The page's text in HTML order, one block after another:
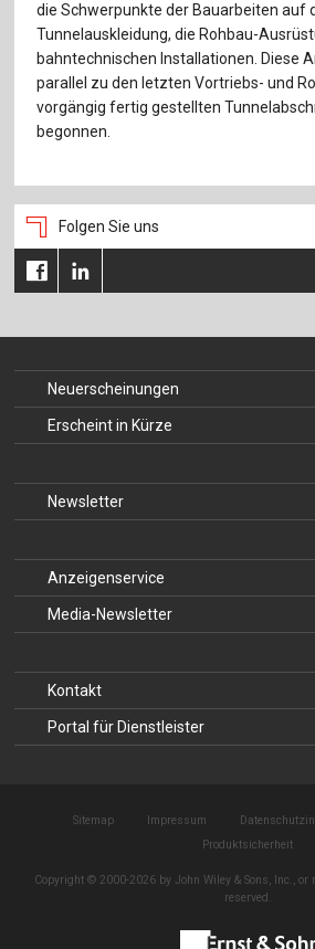
die Schwerpunkte der Bauarbeiten auf
Tunnelauskleidung, die Rohbau-
bahntechnischen Installationen. Diese
parallel zu den letzten Vortriebs- und
vorgängig fertig gestellten
begonnen.
Folgen Sie uns
Neuerscheinungen
Erscheint in Kürze
Newsletter
Anzeigenservice
Media-Newsletter
Kontakt
Portal für Dienstleister
Sitemap Impressum
Produktsicherheit
Copyright © 2000-2026 by John Wiley & Sons, Inc.,
reserved.